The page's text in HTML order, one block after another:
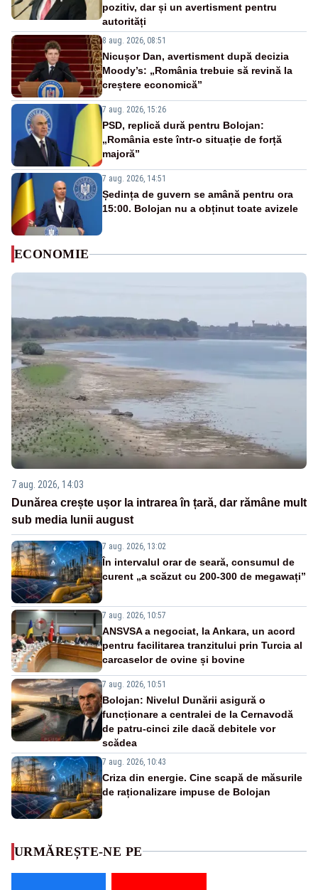
pozitiv, dar și un avertisment pentru
autorități
8 aug. 2026, 08:51
Nicușor Dan, avertisment după decizia
Moody’s: „România trebuie să revină la
creștere economică”
7 aug. 2026, 15:26
PSD, replică dură pentru Bolojan:
„România este într-o situație de forță
majoră”
7 aug. 2026, 14:51
Ședința de guvern se amână pentru ora
15:00. Bolojan nu a obținut toate avizele
ECONOMIE
7 aug. 2026, 14:03
Dunărea crește ușor la intrarea în țară, dar rămâne mult
sub media lunii august
7 aug. 2026, 13:02
În intervalul orar de seară, consumul de
curent „a scăzut cu 200-300 de megawați”
7 aug. 2026, 10:57
ANSVSA a negociat, la Ankara, un acord
pentru facilitarea tranzitului prin Turcia al
carcaselor de ovine și bovine
7 aug. 2026, 10:51
Bolojan: Nivelul Dunării asigură o
funcționare a centralei de la Cernavodă
de patru-cinci zile dacă debitele vor
scădea
7 aug. 2026, 10:43
Criza din energie. Cine scapă de măsurile
de raționalizare impuse de Bolojan
URMĂREȘTE-NE PE